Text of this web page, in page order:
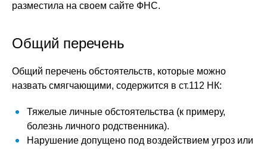
разместила на своем сайте ФНС.
Общий перечень
Общий перечень обстоятельств, которые можно
назвать смягчающими, содержится в ст.112 НК:
Тяжелые личные обстоятельства (к примеру,
болезнь личного родственника).
Нарушение допущено под воздействием угроз или